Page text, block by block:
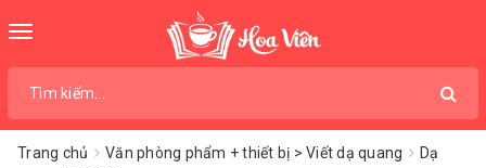
Toggle
Trang chủ Văn phòng phẩm + thiết bị > Viết dạ quang
Dạ